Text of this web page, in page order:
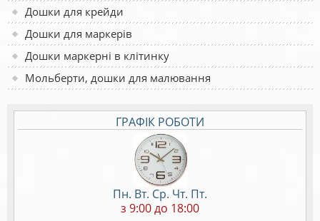
Дошки для крейди
Дошки для маркерів
Дошки маркерні в клітинку
Мольберти, дошки для малювання
ГРАФІК РОБОТИ
Пн. Вт. Ср. Чт. Пт.
з 9:00 до 18:00